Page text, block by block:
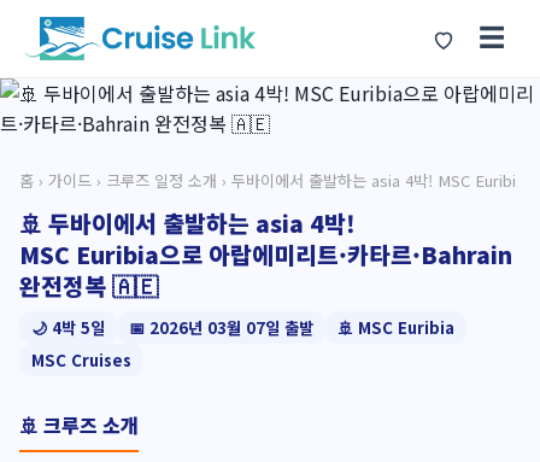
☰
홈 › 가이드 › 크루즈 일정 소개 › 두바이에서 출발하는 asia 4박! MSC Euribi
🚢 두바이에서 출발하는 asia 4박!
MSC Euribia으로 아랍에미리트·카타르·Bahrain
완전정복 🇦🇪
🌙 4박 5일 📅 2026년 03월 07일 출발
🚢 MSC Euribia
MSC Cruises
🚢 크루즈 소개